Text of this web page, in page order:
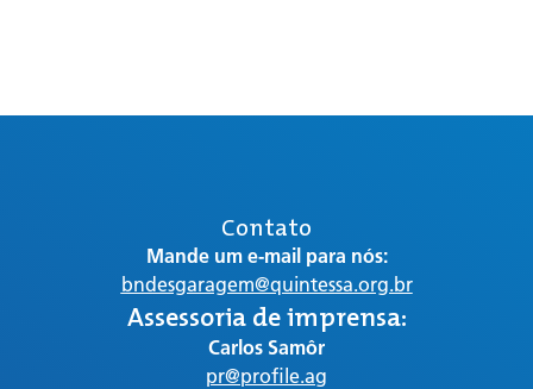
Contato
Mande um e-mail para nós:
bndesgaragem@quintessa.org.br
Assessoria de imprensa:
Carlos Samôr
pr@profile.ag